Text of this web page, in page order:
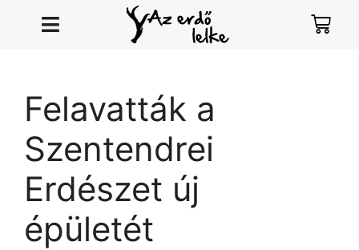
Felavatták a
Szentendrei
Erdészet új
épületét